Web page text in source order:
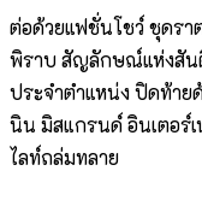
ต่อด้วยแฟชั่นโชว์ ชุดรา
พิราบ สัญลักษณ์แห่งสัน
ประจำตำแหน่ง ปิดท้าย
นิน มิสแกรนด์ อินเตอร์
ไลท์ถล่มทลาย